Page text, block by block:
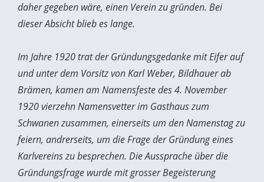
daher gegeben wäre, einen Verein zu gründen. Bei
dieser Absicht blieb es lange.
Im Jahre 1920 trat der Gründungsgedanke mit Eifer auf
und unter dem Vorsitz von Karl Weber, Bildhauer ab
Brämen, kamen am Namensfeste des 4. November
1920 vierzehn Namensvetter im Gasthaus zum
Schwanen zusammen, einerseits um den Namenstag zu
feiern, andrerseits, um die Frage der Gründung eines
Karlvereins zu besprechen. Die Aussprache über die
Gründungsfrage wurde mit grosser Begeisterung